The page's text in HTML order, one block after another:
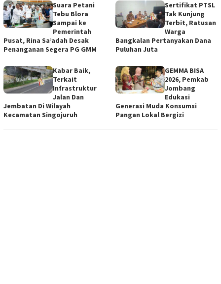
Suara Petani
Tebu Blora
Sampai ke
Pemerintah
Pusat, Rina Sa’adah Desak
Penanganan Segera PG GMM
Sertifikat PTSL
Tak Kunjung
Terbit, Ratusan
Warga
Bangkalan Pertanyakan Dana
Puluhan Juta
Kabar Baik,
Terkait
Infrastruktur
Jalan Dan
Jembatan Di Wilayah
Kecamatan Singojuruh
GEMMA BISA
2026, Pemkab
Jombang
Edukasi
Generasi Muda Konsumsi
Pangan Lokal Bergizi